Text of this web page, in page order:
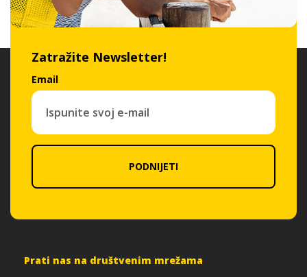
Zatražite Newsletter!
Email
PODNIJETI
Prati nas na društvenim mrežama